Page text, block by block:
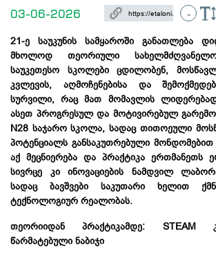
03-06-2026 -
21-ე საუკუნის სამყაროში განათლება
მხოლოდ თეორიული
საუკეთესო სკოლები ცდილობენ,
კვლევის, აღმოჩენებისა და
სურვილი, რაც მათ მომავლის
ასეთ პროგრესულ და მოტივირებულ
N28 საჯარო სკოლა, სადაც თითოეული
პოტენციალს განსაკუთრებული
აქ მეცნიერება და პრაქტიკა ერთმანეთს
სივრცე კი ინოვაციების ნამდვილ
სადაც ბავშვები საკუთარი ხელით
ტექნოლოგიურ რეალობას.
თეორიიდანპრაქტიკამდე: STEAM
წარმატებული ნაბიჯი